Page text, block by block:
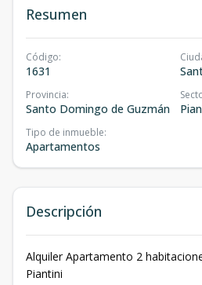
Resumen
Código:
1631
Provincia:
Santo Domingo de Guzmán
Tipo de inmueble:
Apartamentos
Descripción
Alquiler Apartamento 2
Piantini